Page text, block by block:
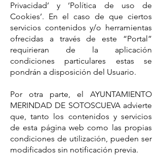
Privacidad’ y ‘Política de uso de
Cookies’. En el caso de que ciertos
servicios contenidos y/o herramientas
ofrecidas a través de este “Portal”
requirieran de la aplicación
condiciones particulares estas se
pondrán a disposición del Usuario.
Por otra parte, el AYUNTAMIENTO
MERINDAD DE SOTOSCUEVA advierte
que, tanto los contenidos y servicios
de esta página web como las propias
condiciones de utilización, pueden ser
modificados sin notificación previa.